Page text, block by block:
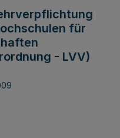
für
- LVV)